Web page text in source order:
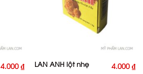
4.000₫ LAN ANH lột nhẹ 4.000₫